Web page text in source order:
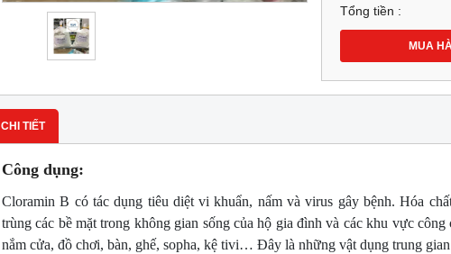
Tổng tiền :
MUA
CHI TIẾT
Công dụng:
Cloramin B có tác dụng tiêu diệt vi khuẩn, nấm và virus gây bệnh. Hóa
trùng các bề mặt trong không gian sống của hộ gia đình và các khu vực công
nắm cửa, đồ chơi, bàn, ghế, sopha, kệ tivi… Đây là những vật dụng trung